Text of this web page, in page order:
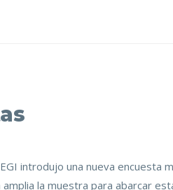
introdujo una nueva encuesta
la muestra para abarcar